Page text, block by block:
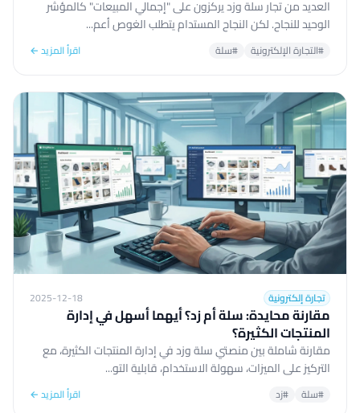
العديد من تجار سلة وزد يركزون على "إجمالي المبيعات" كالمؤشر
الوحيد للنجاح. لكن النجاح المستدام يتطلب الغوص أعم...
#التجارة الإلكترونية #سلة اقرأ المزيد ←
تجارة إلكترونية 2025-12-18
مقارنة محايدة: سلة أم زد؟ أيهما أسهل في إدارة
المنتجات الكثيرة؟
مقارنة شاملة بين منصتي سلة وزد في إدارة المنتجات الكثيرة، مع
التركيز على الميزات، سهولة الاستخدام، قابلية التو...
#سلة #زد اقرأ المزيد ←